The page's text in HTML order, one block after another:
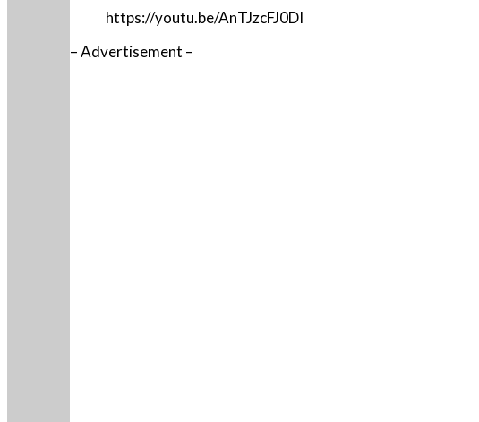
https://youtu.be/AnTJzcFJ0DI
– Advertisement –